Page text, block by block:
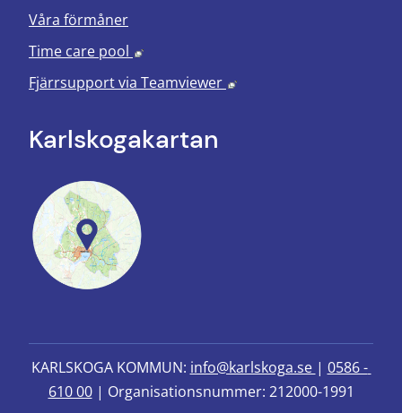
Våra förmåner
Time care pool
Länk till annan webbplats, öppnas i
Fjärrsupport via Teamviewer Länk till annan
Karlskoga­kartan
KARLSKOGA KOMMUN: info@karlskoga.se | 0586 -
610 00 | Organisationsnummer: 212000-1991